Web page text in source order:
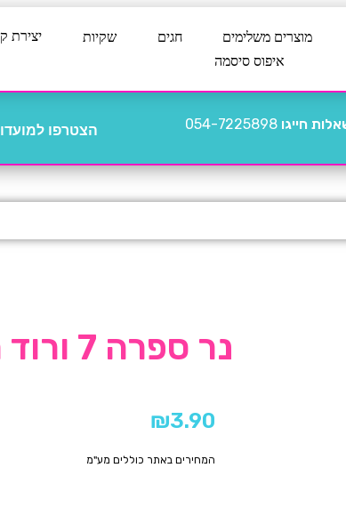
מוצרים משלימים חגים שקיות יצירת
איפוס סיסמה
חייגו 054-7225898 הצטרפו
נר ספרה 7 ורוד תלת מימד
₪3.90
המחירים באתר כוללים מע"מ